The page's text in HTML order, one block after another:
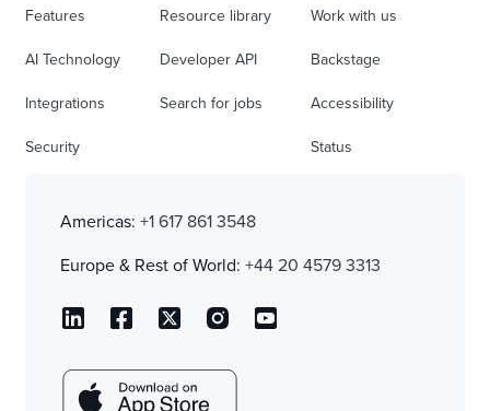
Features
AI Technology
Integrations
Security
Resource library
Developer API
Search for jobs
Work with us
Backstage
Accessibility
Status
Americas: +1 617 861 3548
Europe & Rest of World: +44 20 4579 3313